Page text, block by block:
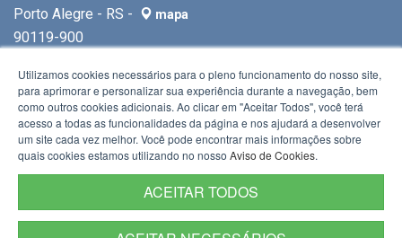
Porto Alegre - RS -
mapa
90119-900
Utilizamos cookies necessários para o pleno funcionamento do nosso site,
para aprimorar e personalizar sua experiência durante a navegação, bem
como outros cookies adicionais. Ao clicar em "Aceitar Todos", você terá
acesso a todas as funcionalidades da página e nos ajudará a desenvolver
um site cada vez melhor. Você pode encontrar mais informações sobre
quais cookies estamos utilizando no nosso Aviso de Cookies.
ACEITAR TODOS